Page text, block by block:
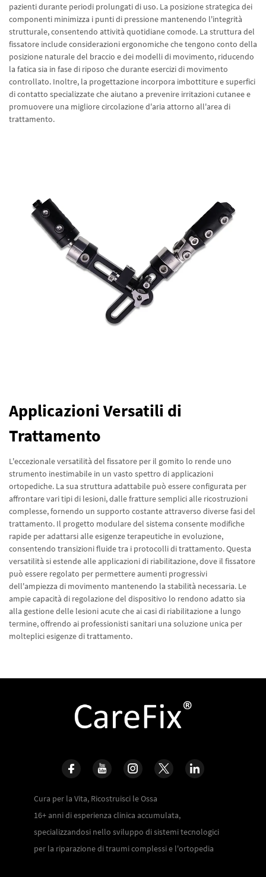
pazienti durante periodi prolungati di uso. La posizione strategica dei
componenti minimizza i punti di pressione mantenendo l'integrità
strutturale, consentendo attività quotidiane comode. La struttura del
fissatore include considerazioni ergonomiche che tengono conto della
posizione naturale del braccio e dei modelli di movimento, riducendo
la fatica sia in fase di riposo che durante esercizi di movimento
controllato. Inoltre, la progettazione incorpora imbottiture e superfici
di contatto specializzate che aiutano a prevenire irritazioni cutanee e
promuovere una migliore circolazione d'aria attorno all'area di
trattamento.
Applicazioni Versatili di
Trattamento
L'eccezionale versatilità del fissatore per il gomito lo rende uno
strumento inestimabile in un vasto spettro di applicazioni
ortopediche. La sua struttura adattabile può essere configurata per
affrontare vari tipi di lesioni, dalle fratture semplici alle ricostruzioni
complesse, fornendo un supporto costante attraverso diverse fasi del
trattamento. Il progetto modulare del sistema consente modifiche
rapide per adattarsi alle esigenze terapeutiche in evoluzione,
consentendo transizioni fluide tra i protocolli di trattamento. Questa
versatilità si estende alle applicazioni di riabilitazione, dove il fissatore
può essere regolato per permettere aumenti progressivi
dell'ampiezza di movimento mantenendo la stabilità necessaria. Le
ampie capacità di regolazione del dispositivo lo rendono adatto sia
alla gestione delle lesioni acute che ai casi di riabilitazione a lungo
termine, offrendo ai professionisti sanitari una soluzione unica per
molteplici esigenze di trattamento.
Cura per la Vita, Ricostruisci le Ossa
16+ anni di esperienza clinica accumulata,
specializzandosi nello sviluppo di sistemi tecnologici
per la riparazione di traumi complessi e l'ortopedia